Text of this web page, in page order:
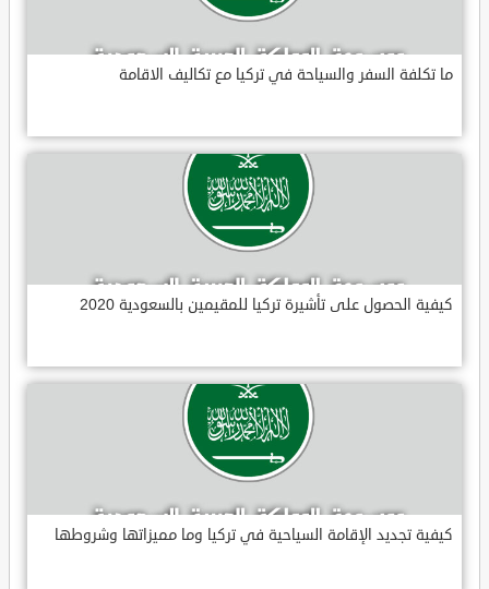
ما تكلفة السفر والسياحة في تركيا مع تكاليف الاقامة
كيفية الحصول على تأشيرة تركيا للمقيمين بالسعودية 2020
كيفية تجديد الإقامة السياحية في تركيا وما مميزاتها وشروطها